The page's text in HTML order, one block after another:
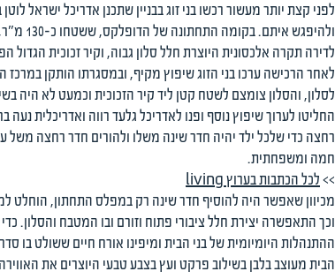
לדירה תקרה אלכסונית היוצרת חלל סלון גבוה, וקיר זכוכית הגדול
לאחר הרכישה ערכו בני הזוג שיפוץ מקיף, ובמסגרתו הותקן
החליטו לערוך שיפוץ נוסף ופנו לאדריכל גלעד רווה ואדריכלית
רחצה כדי שלכל ילד יהיה חדר שינה משלו ולהורים חדר רחצה משל
חמה ומשפחתית.
>>לכל הכתבות בערוץ living
מכיוון שאפשר היה להוסיף חדר שינה רק במפלס התחתון, הוחלט
וכך התאפשרה יצירת חלל ציבורי פתוח וזורם ובו המטבח
ההתנהלות היומיומית של בני הבית ומיפינו אורח חיים ששולט בו
הבית מעוצב בלבן בשילוב פרקט ועץ בצבע טבעי היוצרים את